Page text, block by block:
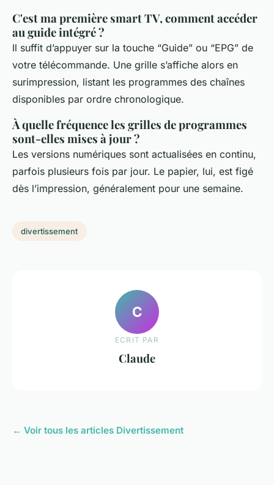
C'est ma première smart TV, comment accéder
au guide intégré ?
Il suffit d’appuyer sur la touche “Guide” ou “EPG” de
votre télécommande. Une grille s’affiche alors en
surimpression, listant les programmes des chaînes
disponibles par ordre chronologique.
À quelle fréquence les grilles de programmes
sont-elles mises à jour ?
Les versions numériques sont actualisées en continu,
parfois plusieurs fois par jour. Le papier, lui, est figé
dès l’impression, généralement pour une semaine.
divertissement
C
ECRIT PAR
Claude
← Voir tous les articles Divertissement